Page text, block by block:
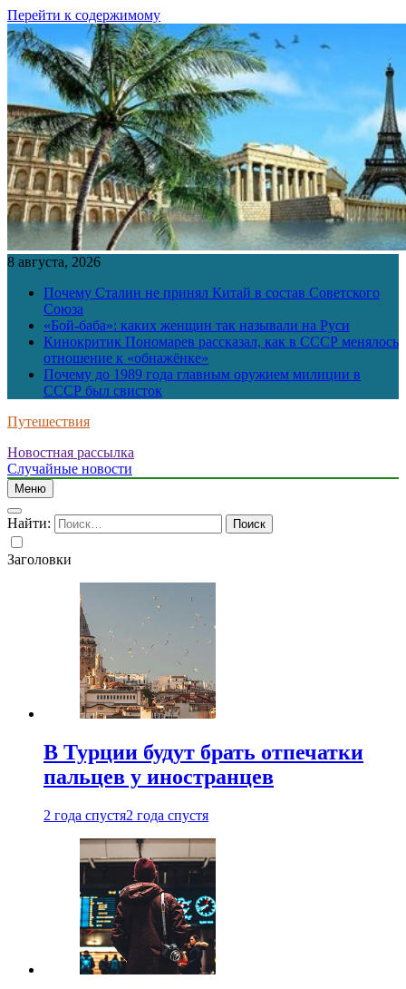
Перейти к содержимому
8 августа, 2026
Почему Сталин не принял Китай в состав Советского
Союза
«Бой-баба»: каких женщин так называли на Руси
Кинокритик Пономарев рассказал, как в СССР менялось
отношение к «обнажёнке»
Почему до 1989 года главным оружием милиции в
СССР был свисток
Путешествия
Новостная рассылка
Случайные новости
Меню
Найти:
Заголовки
В Турции будут брать отпечатки
пальцев у иностранцев
2 года спустя2 года спустя